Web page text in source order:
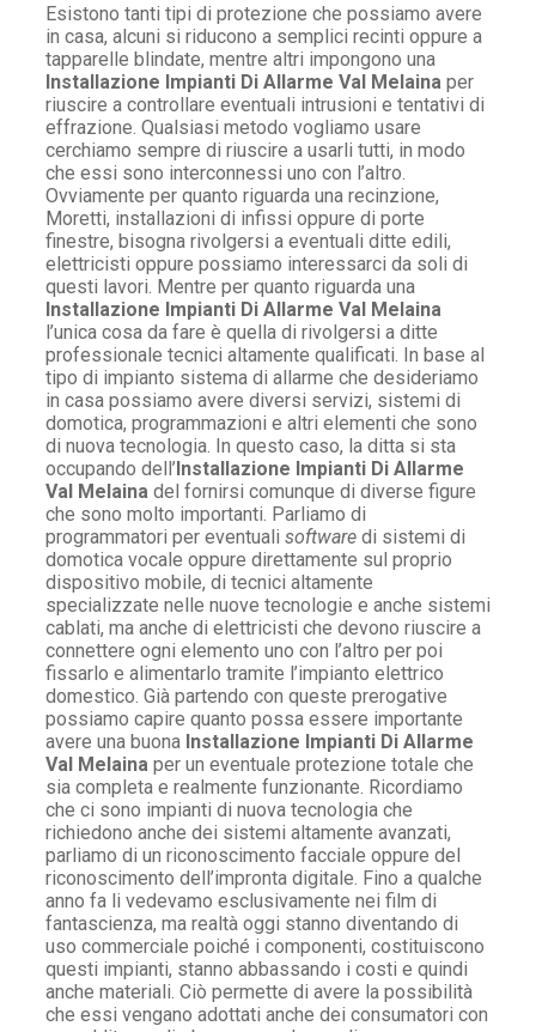
Esistono tanti tipi di protezione che possiamo avere
in casa, alcuni si riducono a semplici recinti oppure a
tapparelle blindate, mentre altri impongono una
Installazione Impianti Di Allarme Val Melaina per
riuscire a controllare eventuali intrusioni e tentativi di
effrazione. Qualsiasi metodo vogliamo usare
cerchiamo sempre di riuscire a usarli tutti, in modo
che essi sono interconnessi uno con l’altro.
Ovviamente per quanto riguarda una recinzione,
Moretti, installazioni di infissi oppure di porte
finestre, bisogna rivolgersi a eventuali ditte edili,
elettricisti oppure possiamo interessarci da soli di
questi lavori. Mentre per quanto riguarda una
Installazione Impianti Di Allarme Val Melaina
l’unica cosa da fare è quella di rivolgersi a ditte
professionale tecnici altamente qualificati. In base al
tipo di impianto sistema di allarme che desideriamo
in casa possiamo avere diversi servizi, sistemi di
domotica, programmazioni e altri elementi che sono
di nuova tecnologia. In questo caso, la ditta si sta
occupando dell’Installazione Impianti Di Allarme
Val Melaina del fornirsi comunque di diverse figure
che sono molto importanti. Parliamo di
programmatori per eventuali software di sistemi di
domotica vocale oppure direttamente sul proprio
dispositivo mobile, di tecnici altamente
specializzate nelle nuove tecnologie e anche sistemi
cablati, ma anche di elettricisti che devono riuscire a
connettere ogni elemento uno con l’altro per poi
fissarlo e alimentarlo tramite l’impianto elettrico
domestico. Già partendo con queste prerogative
possiamo capire quanto possa essere importante
avere una buona Installazione Impianti Di Allarme
Val Melaina per un eventuale protezione totale che
sia completa e realmente funzionante. Ricordiamo
che ci sono impianti di nuova tecnologia che
richiedono anche dei sistemi altamente avanzati,
parliamo di un riconoscimento facciale oppure del
riconoscimento dell’impronta digitale. Fino a qualche
anno fa li vedevamo esclusivamente nei film di
fantascienza, ma realtà oggi stanno diventando di
uso commerciale poiché i componenti, costituiscono
questi impianti, stanno abbassando i costi e quindi
anche materiali. Ciò permette di avere la possibilità
che essi vengano adottati anche dei consumatori con